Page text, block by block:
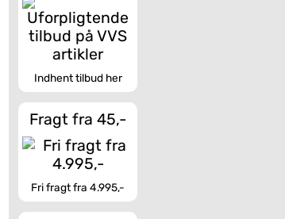
Indhent tilbud her
Fragt fra 45,-
Fri fragt fra 4.995,-